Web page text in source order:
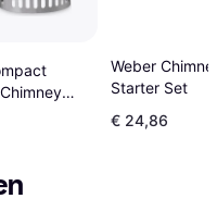
Weber
Starter Set
€ 24,86